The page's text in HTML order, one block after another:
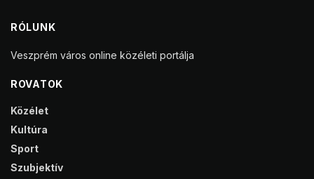
RÓLUNK
Veszprém város online közéleti portálja
ROVATOK
Közélet
Kultúra
Sport
Szubjektív